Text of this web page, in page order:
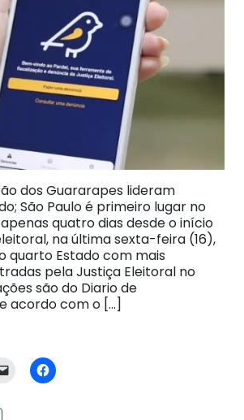
dos Guararapes lideram
São Paulo é primeiro lugar no
quatro dias desde o início
na última sexta-feira (16),
quarto Estado com mais
pela Justiça Eleitoral no
são do Diario de
acordo com o […]